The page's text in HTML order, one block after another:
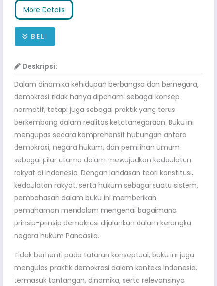
More Details
BELI
Deskripsi:
Dalam dinamika kehidupan berbangsa dan bernegara,
demokrasi tidak hanya dipahami sebagai konsep
normatif, tetapi juga sebagai praktik yang terus
berkembang dalam realitas ketatanegaraan. Buku ini
mengupas secara komprehensif hubungan antara
demokrasi, negara hukum, dan pemilihan umum
sebagai pilar utama dalam mewujudkan kedaulatan
rakyat di Indonesia. Dengan landasan teori konstitusi,
kedaulatan rakyat, serta hukum sebagai suatu sistem,
pembahasan dalam buku ini memberikan
pemahaman mendalam mengenai bagaimana
prinsip-prinsip demokrasi dijalankan dalam kerangka
negara hukum Pancasila.
Tidak berhenti pada tataran konseptual, buku ini juga
mengulas praktik demokrasi dalam konteks Indonesia,
termasuk tantangan, dinamika, serta relevansinya